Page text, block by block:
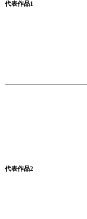
代表作品1
代表作品2